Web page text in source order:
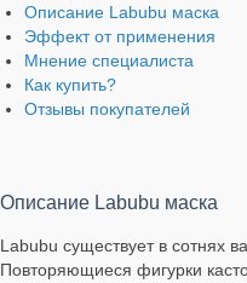
Описание Labubu маска
Эффект от применения
Мнение специалиста
Как купить?
Отзывы покупателей
Описание Labubu маска
Labubu существует в сотнях
Повторяющиеся фигурки